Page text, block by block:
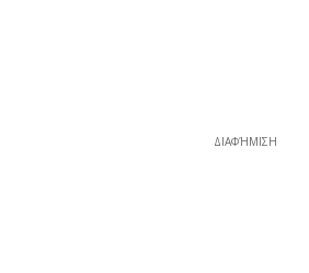
ΔΙΑΦΉΜΙΣΗ